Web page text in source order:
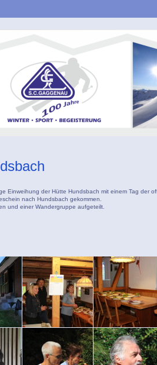
Einweihung der Hütte Hundsbach mit einem Tag der
nach Hundsbach gekommen.
und einer Wandergruppe aufgeteilt.